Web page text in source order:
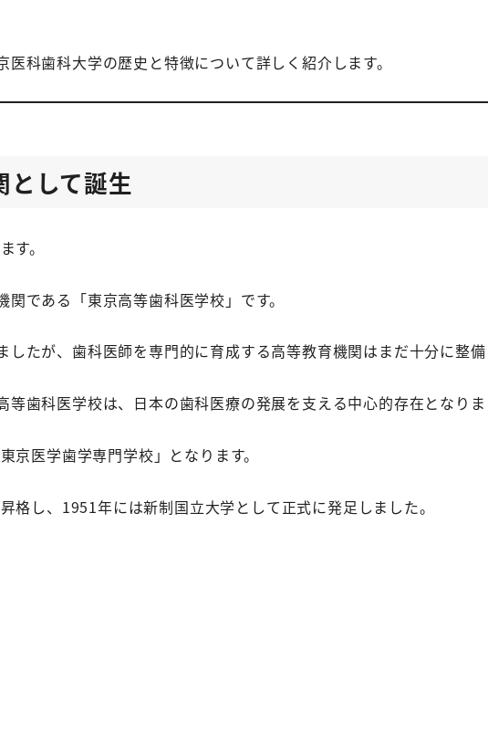
科歯科大学の歴史と特徴について詳しく紹介します。
として誕生
す。
である「東京高等歯科医学校」です。
したが、歯科医師を専門的に育成する高等教育機関はまだ十分に整
等歯科医学校は、日本の歯科医療の発展を支える中心的存在となり
医学歯学専門学校」となります。
格し、1951年には新制国立大学として正式に発足しました。